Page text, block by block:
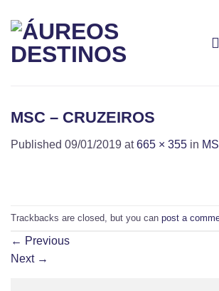
content
MSC – CRUZEIROS
Published 09/01/2019 at665 × 355 in
Trackbacks are closed, but you can post a
← Previous
Next →